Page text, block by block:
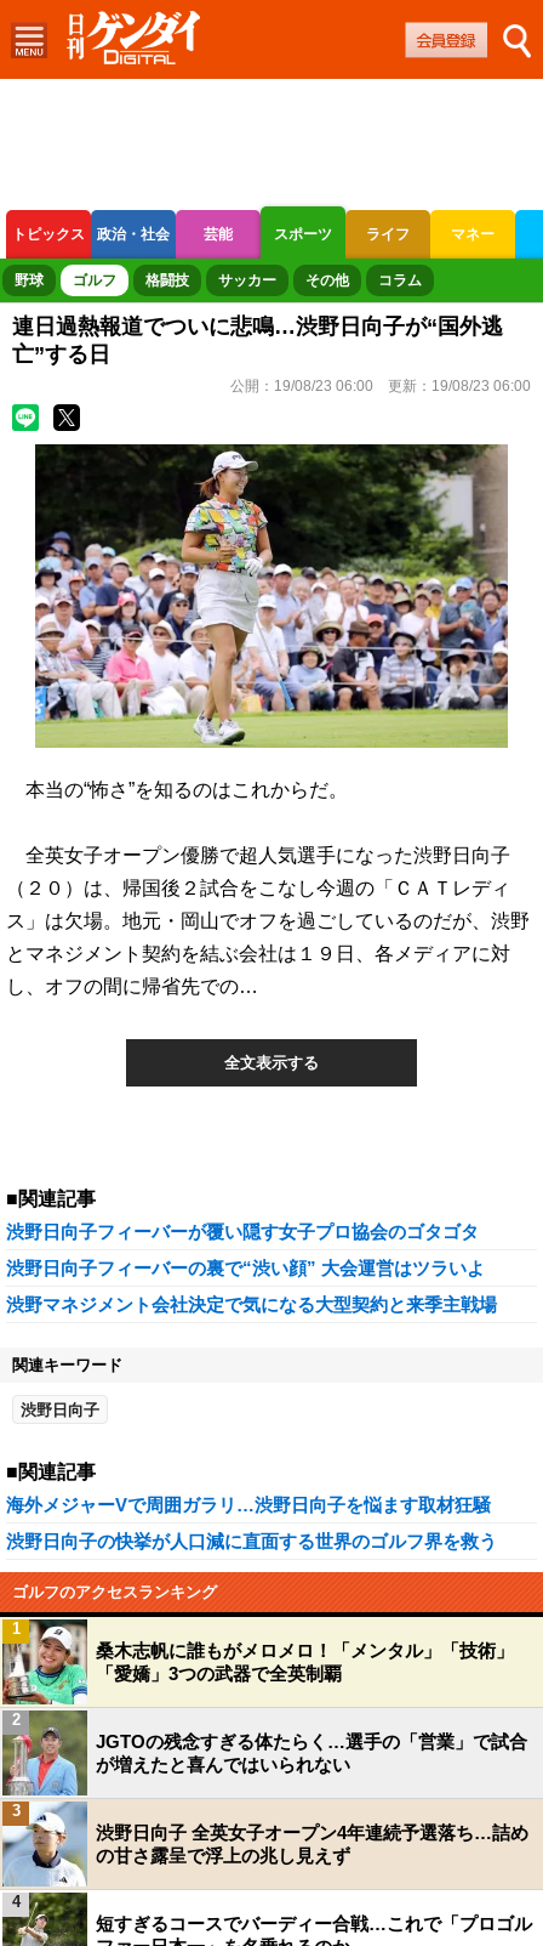
トピックス 政治・社会 芸能 スポーツ ライフ マネー
ボートレース 競輪 オートレース
野球 ゴルフ 格闘技 サッカー その他 コラム
連日過熱報道でついに悲鳴…渋野日向子が“国外逃
亡”する日
公開： 19/08/23 06:00 更新： 19/08/23 06:00
本当の“怖さ”を知るのはこれからだ。
全英女子オープン優勝で超人気選手になった渋野日向子
（２０）は、帰国後２試合をこなし今週の「ＣＡＴレディ
ス」は欠場。地元・岡山でオフを過ごしているのだが、渋野
とマネジメント契約を結ぶ会社は１９日、各メディアに対
し、オフの間に帰省先での…
全文表示する
■関連記事
渋野日向子フィーバーが覆い隠す女子プロ協会のゴタゴタ
渋野日向子フィーバーの裏で“渋い顔” 大会運営はツラいよ
渋野マネジメント会社決定で気になる大型契約と来季主戦場
関連キーワード
渋野日向子
■関連記事
海外メジャーVで周囲ガラリ…渋野日向子を悩ます取材狂騒
渋野日向子の快挙が人口減に直面する世界のゴルフ界を救う
ゴルフのアクセスランキング
桑木志帆に誰もがメロメロ！「メンタル」「技術」
「愛嬌」3つの武器で全英制覇
1
JGTOの残念すぎる体たらく…選手の「営業」で試合
が増えたと喜んではいられない
2
渋野日向子 全英女子オープン4年連続予選落ち…詰め
の甘さ露呈で浮上の兆し見えず
3
短すぎるコースでバーディー合戦…これで「プロゴル
4